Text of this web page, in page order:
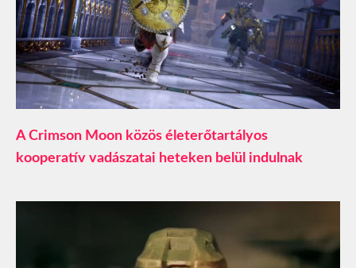
A Crimson Moon közös életerőtartályos
kooperatív vadászatai heteken belül indulnak